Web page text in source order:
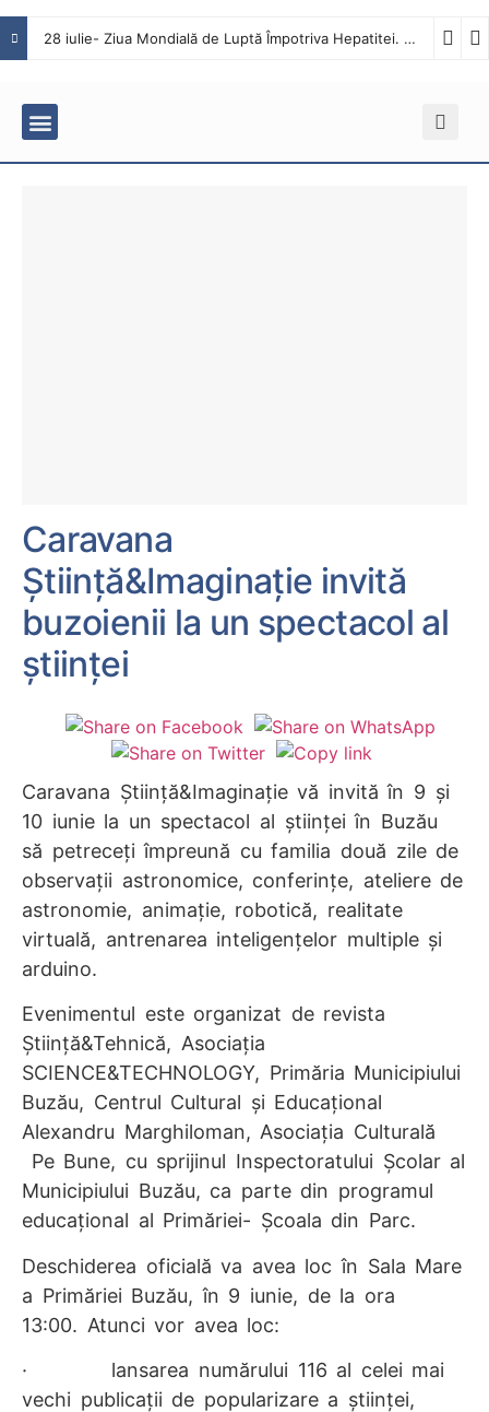
28 iulie- Ziua Mondială de Luptă Împotriva Hepatitei. Interviu cu dr. Octavian Tăbăcaru, medic specialist Boli Infecțioase în cadrul Spitalului Județean de Urgență Buzău
Caravana
Știință&Imaginație invită
buzoienii la un spectacol al
științei
Caravana Știință&Imaginațievă invită în 9 și
10 iunie la un spectacol al științei în Buzău
să petreceți împreună cu familia două zile de
observații astronomice, conferințe, ateliere de
astronomie, animație, robotică, realitate
virtuală, antrenarea inteligențelor multiple și
arduino.
Evenimentul este organizat de revista
Știință&Tehnică, Asociația
SCIENCE&TECHNOLOGY, Primăria Municipiului
Buzău, Centrul Cultural și Educațional
Alexandru Marghiloman, Asociația Culturală
Pe Bune, cu sprijinul Inspectoratului Școlar al
Municipiului Buzău, ca parte din programul
educațional al Primăriei- Școala din Parc.
Deschiderea oficială va avea loc în Sala Mare
a Primăriei Buzău, în 9 iunie, de la ora
13:00. Atunci vor avea loc:
· lansarea numărului 116 al celei mai
vechi publicații de popularizare a științei,